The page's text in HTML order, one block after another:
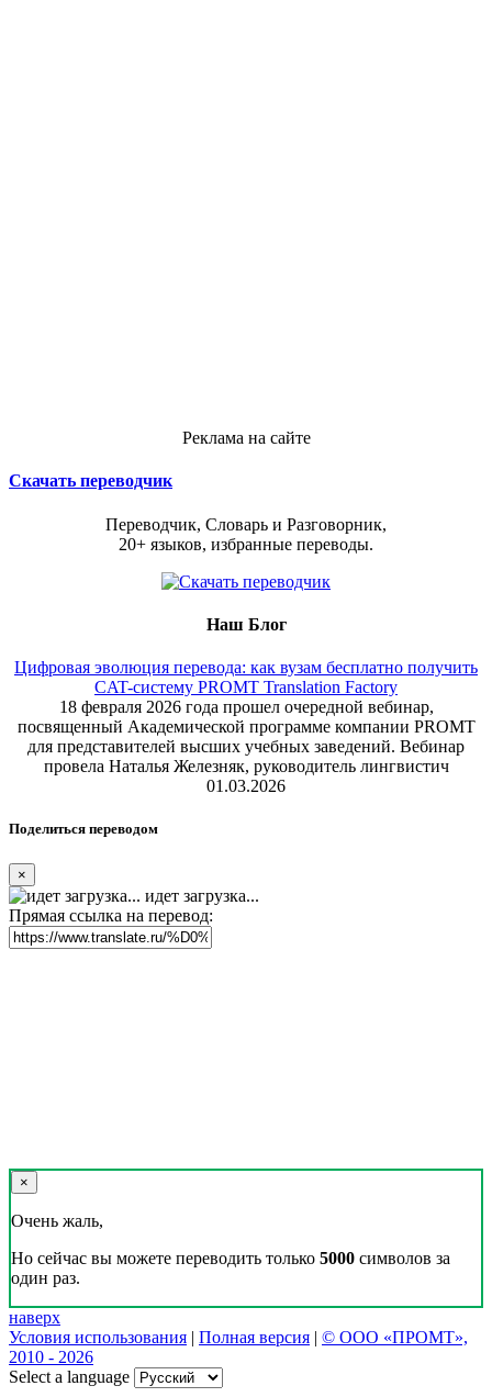
Реклама на сайте
Скачать переводчик
Переводчик, Словарь и Разговорник,
20+ языков, избранные переводы.
Наш Блог
Цифровая эволюция перевода: как вузам бесплатно получить
CAT-систему PROMT Translation Factory
18 февраля 2026 года прошел очередной вебинар,
посвященный Академической программе компании PROMT
для представителей высших учебных заведений. Вебинар
провела Наталья Железняк, руководитель лингвистич
01.03.2026
Поделиться переводом
×
идет загрузка...
Прямая ссылка на перевод:
×
Очень жаль,
Но сейчас вы можете переводить только 5000 символов за
один раз.
наверх
Условия использования | Полная версия | © ООО «ПРОМТ»,
2010 - 2026
Select a language